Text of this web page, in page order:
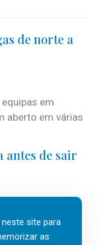
de norte a
em
aberto em várias
antes de sair
os fins-de-
fica mais
site para
as